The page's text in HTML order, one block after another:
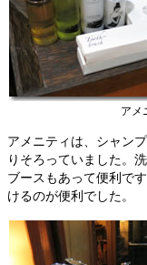
アメ
アメニティは、シャン
りそろっていました。
ブースもあって便利で
けるのが便利でした。